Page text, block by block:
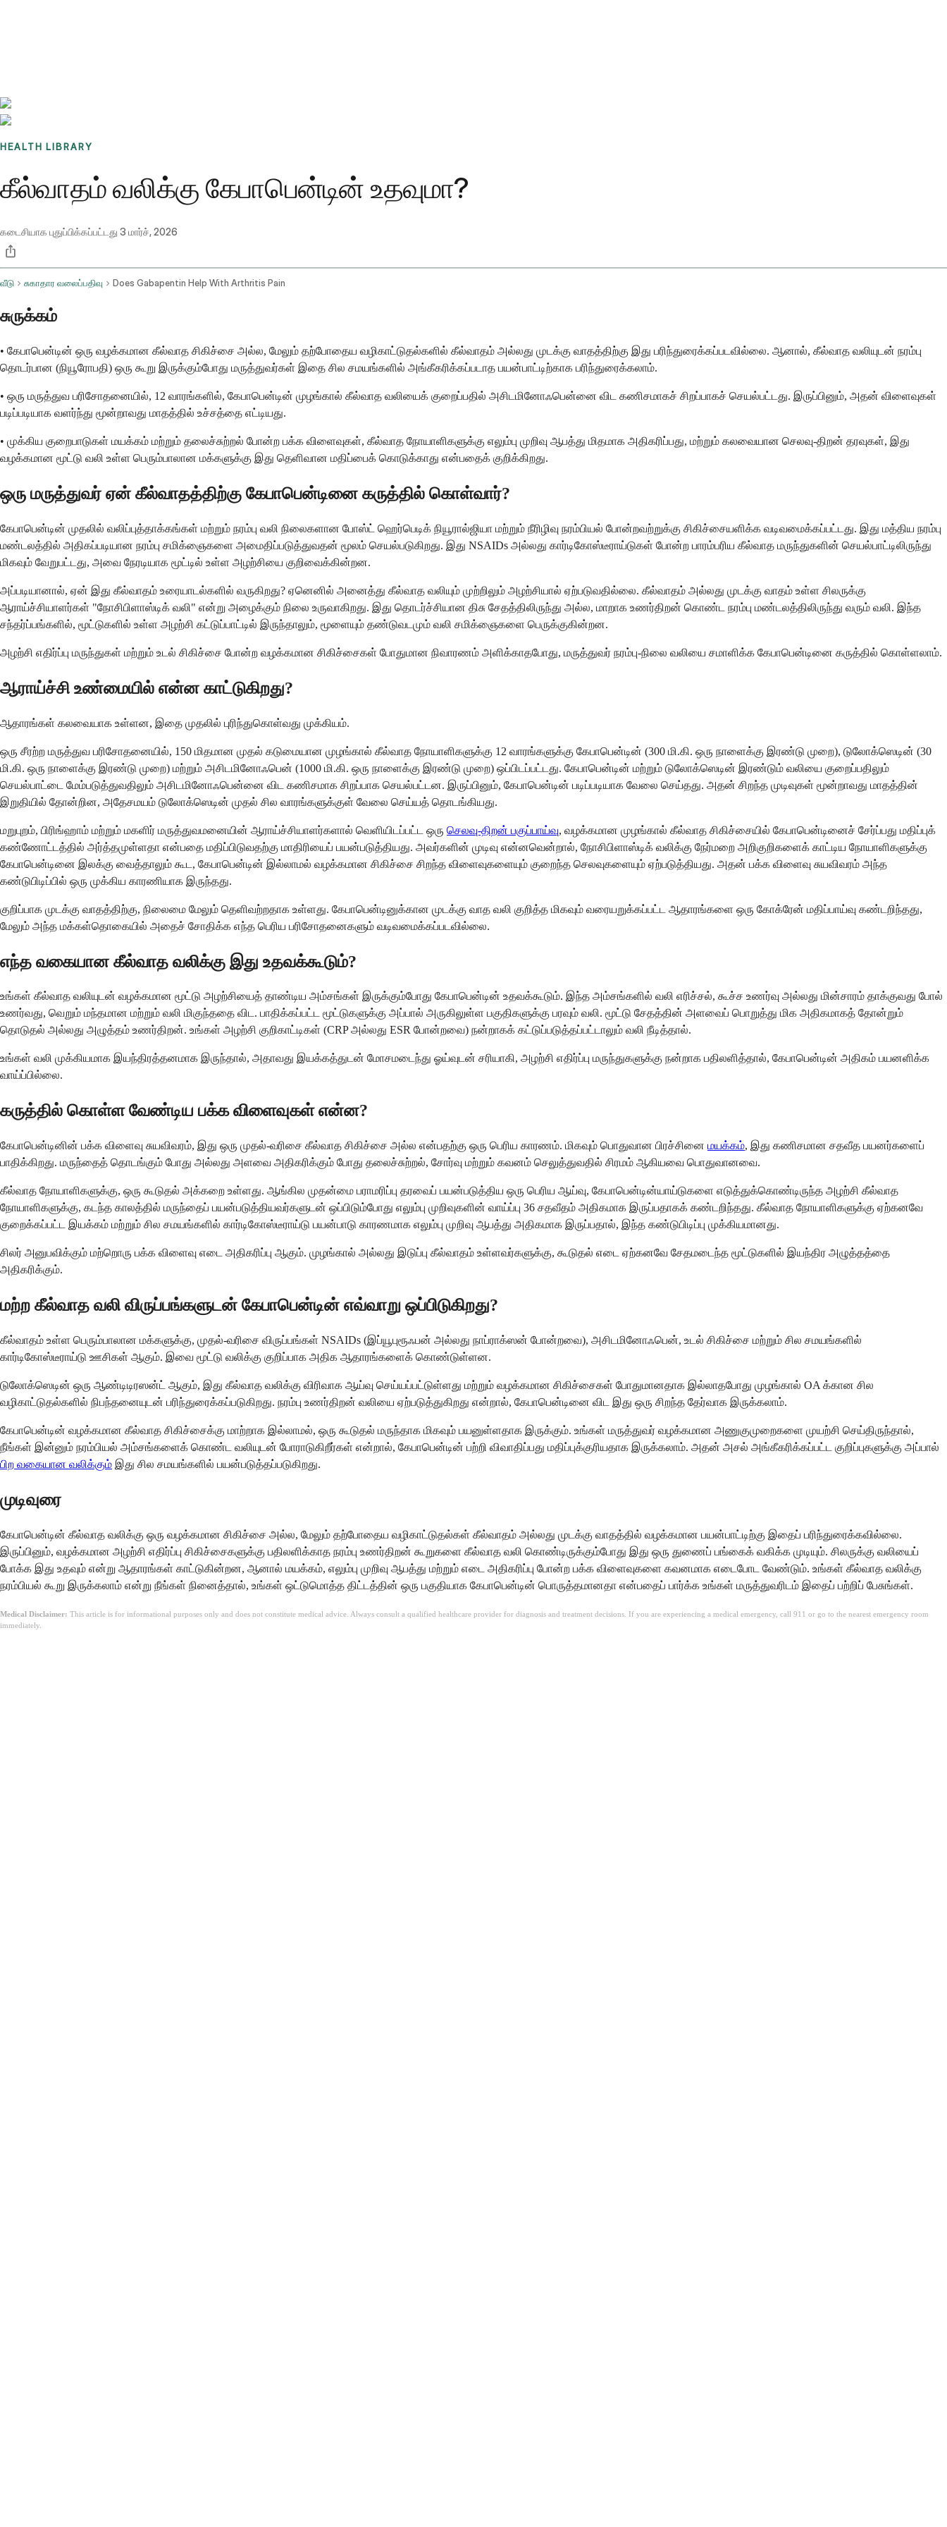
HEALTH LIBRARY
கீல்வாதம் வலிக்கு கேபாபென்டின் உதவுமா?
கடைசியாக புதுப்பிக்கப்பட்டது 3 மார்ச், 2026
வீடு சுகாதார வலைப்பதிவு Does Gabapentin Help With Arthritis Pain
சுருக்கம்
• கேபாபென்டின் ஒரு வழக்கமான கீல்வாத சிகிச்சை அல்ல, மேலும் தற்போதைய வழிகாட்டுதல்களில் கீல்வாதம் அல்லது முடக்கு வாதத்திற்கு இது பரிந்துரைக்கப்படவில்லை. ஆனால், கீல்வாத வலியுடன் நரம்பு
தொடர்பான (நியூரோபதி) ஒரு கூறு இருக்கும்போது மருத்துவர்கள் இதை சில சமயங்களில் அங்கீகரிக்கப்படாத பயன்பாட்டிற்காக பரிந்துரைக்கலாம்.
• ஒரு மருத்துவ பரிசோதனையில், 12 வாரங்களில், கேபாபென்டின் முழங்கால் கீல்வாத வலியைக் குறைப்பதில் அசிடமினோஃபென்னை விட கணிசமாகச் சிறப்பாகச் செயல்பட்டது. இருப்பினும், அதன் விளைவுகள்
படிப்படியாக வளர்ந்து மூன்றாவது மாதத்தில் உச்சத்தை எட்டியது.
• முக்கிய குறைபாடுகள் மயக்கம் மற்றும் தலைச்சுற்றல் போன்ற பக்க விளைவுகள், கீல்வாத நோயாளிகளுக்கு எலும்பு முறிவு ஆபத்து மிதமாக அதிகரிப்பது, மற்றும் கலவையான செலவு-திறன் தரவுகள், இது
வழக்கமான மூட்டு வலி உள்ள பெரும்பாலான மக்களுக்கு இது தெளிவான மதிப்பைக் கொடுக்காது என்பதைக் குறிக்கிறது.
ஒரு மருத்துவர் ஏன் கீல்வாதத்திற்கு கேபாபென்டினை கருத்தில் கொள்வார்?
கேபாபென்டின் முதலில் வலிப்புத்தாக்கங்கள் மற்றும் நரம்பு வலி நிலைகளான போஸ்ட் ஹெர்பெடிக் நியூரால்ஜியா மற்றும் நீரிழிவு நரம்பியல் போன்றவற்றுக்கு சிகிச்சையளிக்க வடிவமைக்கப்பட்டது. இது மத்திய நரம்பு
மண்டலத்தில் அதிகப்படியான நரம்பு சமிக்ஞைகளை அமைதிப்படுத்துவதன் மூலம் செயல்படுகிறது. இது NSAIDs அல்லது கார்டிகோஸ்டீராய்டுகள் போன்ற பாரம்பரிய கீல்வாத மருந்துகளின் செயல்பாட்டிலிருந்து
மிகவும் வேறுபட்டது, அவை நேரடியாக மூட்டில் உள்ள அழற்சியை குறிவைக்கின்றன.
அப்படியானால், ஏன் இது கீல்வாதம் உரையாடல்களில் வருகிறது? ஏனெனில் அனைத்து கீல்வாத வலியும் முற்றிலும் அழற்சியால் ஏற்படுவதில்லை. கீல்வாதம் அல்லது முடக்கு வாதம் உள்ள சிலருக்கு
ஆராய்ச்சியாளர்கள் "நோசிபிளாஸ்டிக் வலி" என்று அழைக்கும் நிலை உருவாகிறது. இது தொடர்ச்சியான திசு சேதத்திலிருந்து அல்ல, மாறாக உணர்திறன் கொண்ட நரம்பு மண்டலத்திலிருந்து வரும் வலி. இந்த
சந்தர்ப்பங்களில், மூட்டுகளில் உள்ள அழற்சி கட்டுப்பாட்டில் இருந்தாலும், மூளையும் தண்டுவடமும் வலி சமிக்ஞைகளை பெருக்குகின்றன.
அழற்சி எதிர்ப்பு மருந்துகள் மற்றும் உடல் சிகிச்சை போன்ற வழக்கமான சிகிச்சைகள் போதுமான நிவாரணம் அளிக்காதபோது, மருத்துவர் நரம்பு-நிலை வலியை சமாளிக்க கேபாபென்டினை கருத்தில் கொள்ளலாம்.
ஆராய்ச்சி உண்மையில் என்ன காட்டுகிறது?
ஆதாரங்கள் கலவையாக உள்ளன, இதை முதலில் புரிந்துகொள்வது முக்கியம்.
ஒரு சீரற்ற மருத்துவ பரிசோதனையில், 150 மிதமான முதல் கடுமையான முழங்கால் கீல்வாத நோயாளிகளுக்கு 12 வாரங்களுக்கு கேபாபென்டின் (300 மி.கி. ஒரு நாளைக்கு இரண்டு முறை), டுலோக்ஸெடின் (30
மி.கி. ஒரு நாளைக்கு இரண்டு முறை) மற்றும் அசிடமினோஃபென் (1000 மி.கி. ஒரு நாளைக்கு இரண்டு முறை) ஒப்பிடப்பட்டது. கேபாபென்டின் மற்றும் டுலோக்ஸெடின் இரண்டும் வலியை குறைப்பதிலும்
செயல்பாட்டை மேம்படுத்துவதிலும் அசிடமினோஃபென்னை விட கணிசமாக சிறப்பாக செயல்பட்டன. இருப்பினும், கேபாபென்டின் படிப்படியாக வேலை செய்தது. அதன் சிறந்த முடிவுகள் மூன்றாவது மாதத்தின்
இறுதியில் தோன்றின, அதேசமயம் டுலோக்ஸெடின் முதல் சில வாரங்களுக்குள் வேலை செய்யத் தொடங்கியது.
மறுபுறம், பிரிங்ஹாம் மற்றும் மகளிர் மருத்துவமனையின் ஆராய்ச்சியாளர்களால் வெளியிடப்பட்ட ஒரு செலவு-திறன் பகுப்பாய்வு, வழக்கமான முழங்கால் கீல்வாத சிகிச்சையில் கேபாபென்டினைச் சேர்ப்பது மதிப்புக்
கண்ணோட்டத்தில் அர்த்தமுள்ளதா என்பதை மதிப்பிடுவதற்கு மாதிரியைப் பயன்படுத்தியது. அவர்களின் முடிவு என்னவென்றால், நோசிபிளாஸ்டிக் வலிக்கு நேர்மறை அறிகுறிகளைக் காட்டிய நோயாளிகளுக்கு
கேபாபென்டினை இலக்கு வைத்தாலும் கூட, கேபாபென்டின் இல்லாமல் வழக்கமான சிகிச்சை சிறந்த விளைவுகளையும் குறைந்த செலவுகளையும் ஏற்படுத்தியது. அதன் பக்க விளைவு சுயவிவரம் அந்த
கண்டுபிடிப்பில் ஒரு முக்கிய காரணியாக இருந்தது.
குறிப்பாக முடக்கு வாதத்திற்கு, நிலைமை மேலும் தெளிவற்றதாக உள்ளது. கேபாபென்டினுக்கான முடக்கு வாத வலி குறித்த மிகவும் வரையறுக்கப்பட்ட ஆதாரங்களை ஒரு கோக்ரேன் மதிப்பாய்வு கண்டறிந்தது,
மேலும் அந்த மக்கள்தொகையில் அதைச் சோதிக்க எந்த பெரிய பரிசோதனைகளும் வடிவமைக்கப்படவில்லை.
எந்த வகையான கீல்வாத வலிக்கு இது உதவக்கூடும்?
உங்கள் கீல்வாத வலியுடன் வழக்கமான மூட்டு அழற்சியைத் தாண்டிய அம்சங்கள் இருக்கும்போது கேபாபென்டின் உதவக்கூடும். இந்த அம்சங்களில் வலி எரிச்சல், கூச்ச உணர்வு அல்லது மின்சாரம் தாக்குவது போல்
உணர்வது, வெறும் மந்தமான மற்றும் வலி மிகுந்ததை விட. பாதிக்கப்பட்ட மூட்டுகளுக்கு அப்பால் அருகிலுள்ள பகுதிகளுக்கு பரவும் வலி. மூட்டு சேதத்தின் அளவைப் பொறுத்து மிக அதிகமாகத் தோன்றும்
தொடுதல் அல்லது அழுத்தம் உணர்திறன். உங்கள் அழற்சி குறிகாட்டிகள் (CRP அல்லது ESR போன்றவை) நன்றாகக் கட்டுப்படுத்தப்பட்டாலும் வலி நீடித்தால்.
உங்கள் வலி முக்கியமாக இயந்திரத்தனமாக இருந்தால், அதாவது இயக்கத்துடன் மோசமடைந்து ஓய்வுடன் சரியாகி, அழற்சி எதிர்ப்பு மருந்துகளுக்கு நன்றாக பதிலளித்தால், கேபாபென்டின் அதிகம் பயனளிக்க
வாய்ப்பில்லை.
கருத்தில் கொள்ள வேண்டிய பக்க விளைவுகள் என்ன?
கேபாபென்டினின் பக்க விளைவு சுயவிவரம், இது ஒரு முதல்-வரிசை கீல்வாத சிகிச்சை அல்ல என்பதற்கு ஒரு பெரிய காரணம். மிகவும் பொதுவான பிரச்சினை மயக்கம், இது கணிசமான சதவீத பயனர்களைப்
பாதிக்கிறது. மருந்தைத் தொடங்கும் போது அல்லது அளவை அதிகரிக்கும் போது தலைச்சுற்றல், சோர்வு மற்றும் கவனம் செலுத்துவதில் சிரமம் ஆகியவை பொதுவானவை.
கீல்வாத நோயாளிகளுக்கு, ஒரு கூடுதல் அக்கறை உள்ளது. ஆங்கில முதன்மை பராமரிப்பு தரவைப் பயன்படுத்திய ஒரு பெரிய ஆய்வு, கேபாபென்டின்யாய்டுகளை எடுத்துக்கொண்டிருந்த அழற்சி கீல்வாத
நோயாளிகளுக்கு, கடந்த காலத்தில் மருந்தைப் பயன்படுத்தியவர்களுடன் ஒப்பிடும்போது எலும்பு முறிவுகளின் வாய்ப்பு 36 சதவீதம் அதிகமாக இருப்பதாகக் கண்டறிந்தது. கீல்வாத நோயாளிகளுக்கு ஏற்கனவே
குறைக்கப்பட்ட இயக்கம் மற்றும் சில சமயங்களில் கார்டிகோஸ்டீராய்டு பயன்பாடு காரணமாக எலும்பு முறிவு ஆபத்து அதிகமாக இருப்பதால், இந்த கண்டுபிடிப்பு முக்கியமானது.
சிலர் அனுபவிக்கும் மற்றொரு பக்க விளைவு எடை அதிகரிப்பு ஆகும். முழங்கால் அல்லது இடுப்பு கீல்வாதம் உள்ளவர்களுக்கு, கூடுதல் எடை ஏற்கனவே சேதமடைந்த மூட்டுகளில் இயந்திர அழுத்தத்தை
அதிகரிக்கும்.
மற்ற கீல்வாத வலி விருப்பங்களுடன் கேபாபென்டின் எவ்வாறு ஒப்பிடுகிறது?
கீல்வாதம் உள்ள பெரும்பாலான மக்களுக்கு, முதல்-வரிசை விருப்பங்கள் NSAIDs (இப்யூபுரூஃபன் அல்லது நாப்ராக்ஸன் போன்றவை), அசிடமினோஃபென், உடல் சிகிச்சை மற்றும் சில சமயங்களில்
கார்டிகோஸ்டீராய்டு ஊசிகள் ஆகும். இவை மூட்டு வலிக்கு குறிப்பாக அதிக ஆதாரங்களைக் கொண்டுள்ளன.
டுலோக்ஸெடின் ஒரு ஆண்டிடிரஸன்ட் ஆகும், இது கீல்வாத வலிக்கு விரிவாக ஆய்வு செய்யப்பட்டுள்ளது மற்றும் வழக்கமான சிகிச்சைகள் போதுமானதாக இல்லாதபோது முழங்கால் OA க்கான சில
வழிகாட்டுதல்களில் நிபந்தனையுடன் பரிந்துரைக்கப்படுகிறது. நரம்பு உணர்திறன் வலியை ஏற்படுத்துகிறது என்றால், கேபாபென்டினை விட இது ஒரு சிறந்த தேர்வாக இருக்கலாம்.
கேபாபென்டின் வழக்கமான கீல்வாத சிகிச்சைக்கு மாற்றாக இல்லாமல், ஒரு கூடுதல் மருந்தாக மிகவும் பயனுள்ளதாக இருக்கும். உங்கள் மருத்துவர் வழக்கமான அணுகுமுறைகளை முயற்சி செய்திருந்தால்,
நீங்கள் இன்னும் நரம்பியல் அம்சங்களைக் கொண்ட வலியுடன் போராடுகிறீர்கள் என்றால், கேபாபென்டின் பற்றி விவாதிப்பது மதிப்புக்குரியதாக இருக்கலாம். அதன் அசல் அங்கீகரிக்கப்பட்ட குறிப்புகளுக்கு அப்பால்
பிற வகையான வலிக்கும் இது சில சமயங்களில் பயன்படுத்தப்படுகிறது.
முடிவுரை
கேபாபென்டின் கீல்வாத வலிக்கு ஒரு வழக்கமான சிகிச்சை அல்ல, மேலும் தற்போதைய வழிகாட்டுதல்கள் கீல்வாதம் அல்லது முடக்கு வாதத்தில் வழக்கமான பயன்பாட்டிற்கு இதைப் பரிந்துரைக்கவில்லை.
இருப்பினும், வழக்கமான அழற்சி எதிர்ப்பு சிகிச்சைகளுக்கு பதிலளிக்காத நரம்பு உணர்திறன் கூறுகளை கீல்வாத வலி கொண்டிருக்கும்போது இது ஒரு துணைப் பங்கைக் வகிக்க முடியும். சிலருக்கு வலியைப்
போக்க இது உதவும் என்று ஆதாரங்கள் காட்டுகின்றன, ஆனால் மயக்கம், எலும்பு முறிவு ஆபத்து மற்றும் எடை அதிகரிப்பு போன்ற பக்க விளைவுகளை கவனமாக எடைபோட வேண்டும். உங்கள் கீல்வாத வலிக்கு
நரம்பியல் கூறு இருக்கலாம் என்று நீங்கள் நினைத்தால், உங்கள் ஒட்டுமொத்த திட்டத்தின் ஒரு பகுதியாக கேபாபென்டின் பொருத்தமானதா என்பதைப் பார்க்க உங்கள் மருத்துவரிடம் இதைப் பற்றிப் பேசுங்கள்.
Medical Disclaimer: This article is for informational purposes only and does not constitute medical advice. Always consult a qualified healthcare provider for diagnosis and treatment decisions. If you are experiencing a medical emergency, call 911 or go to the nearest emergency room
immediately.